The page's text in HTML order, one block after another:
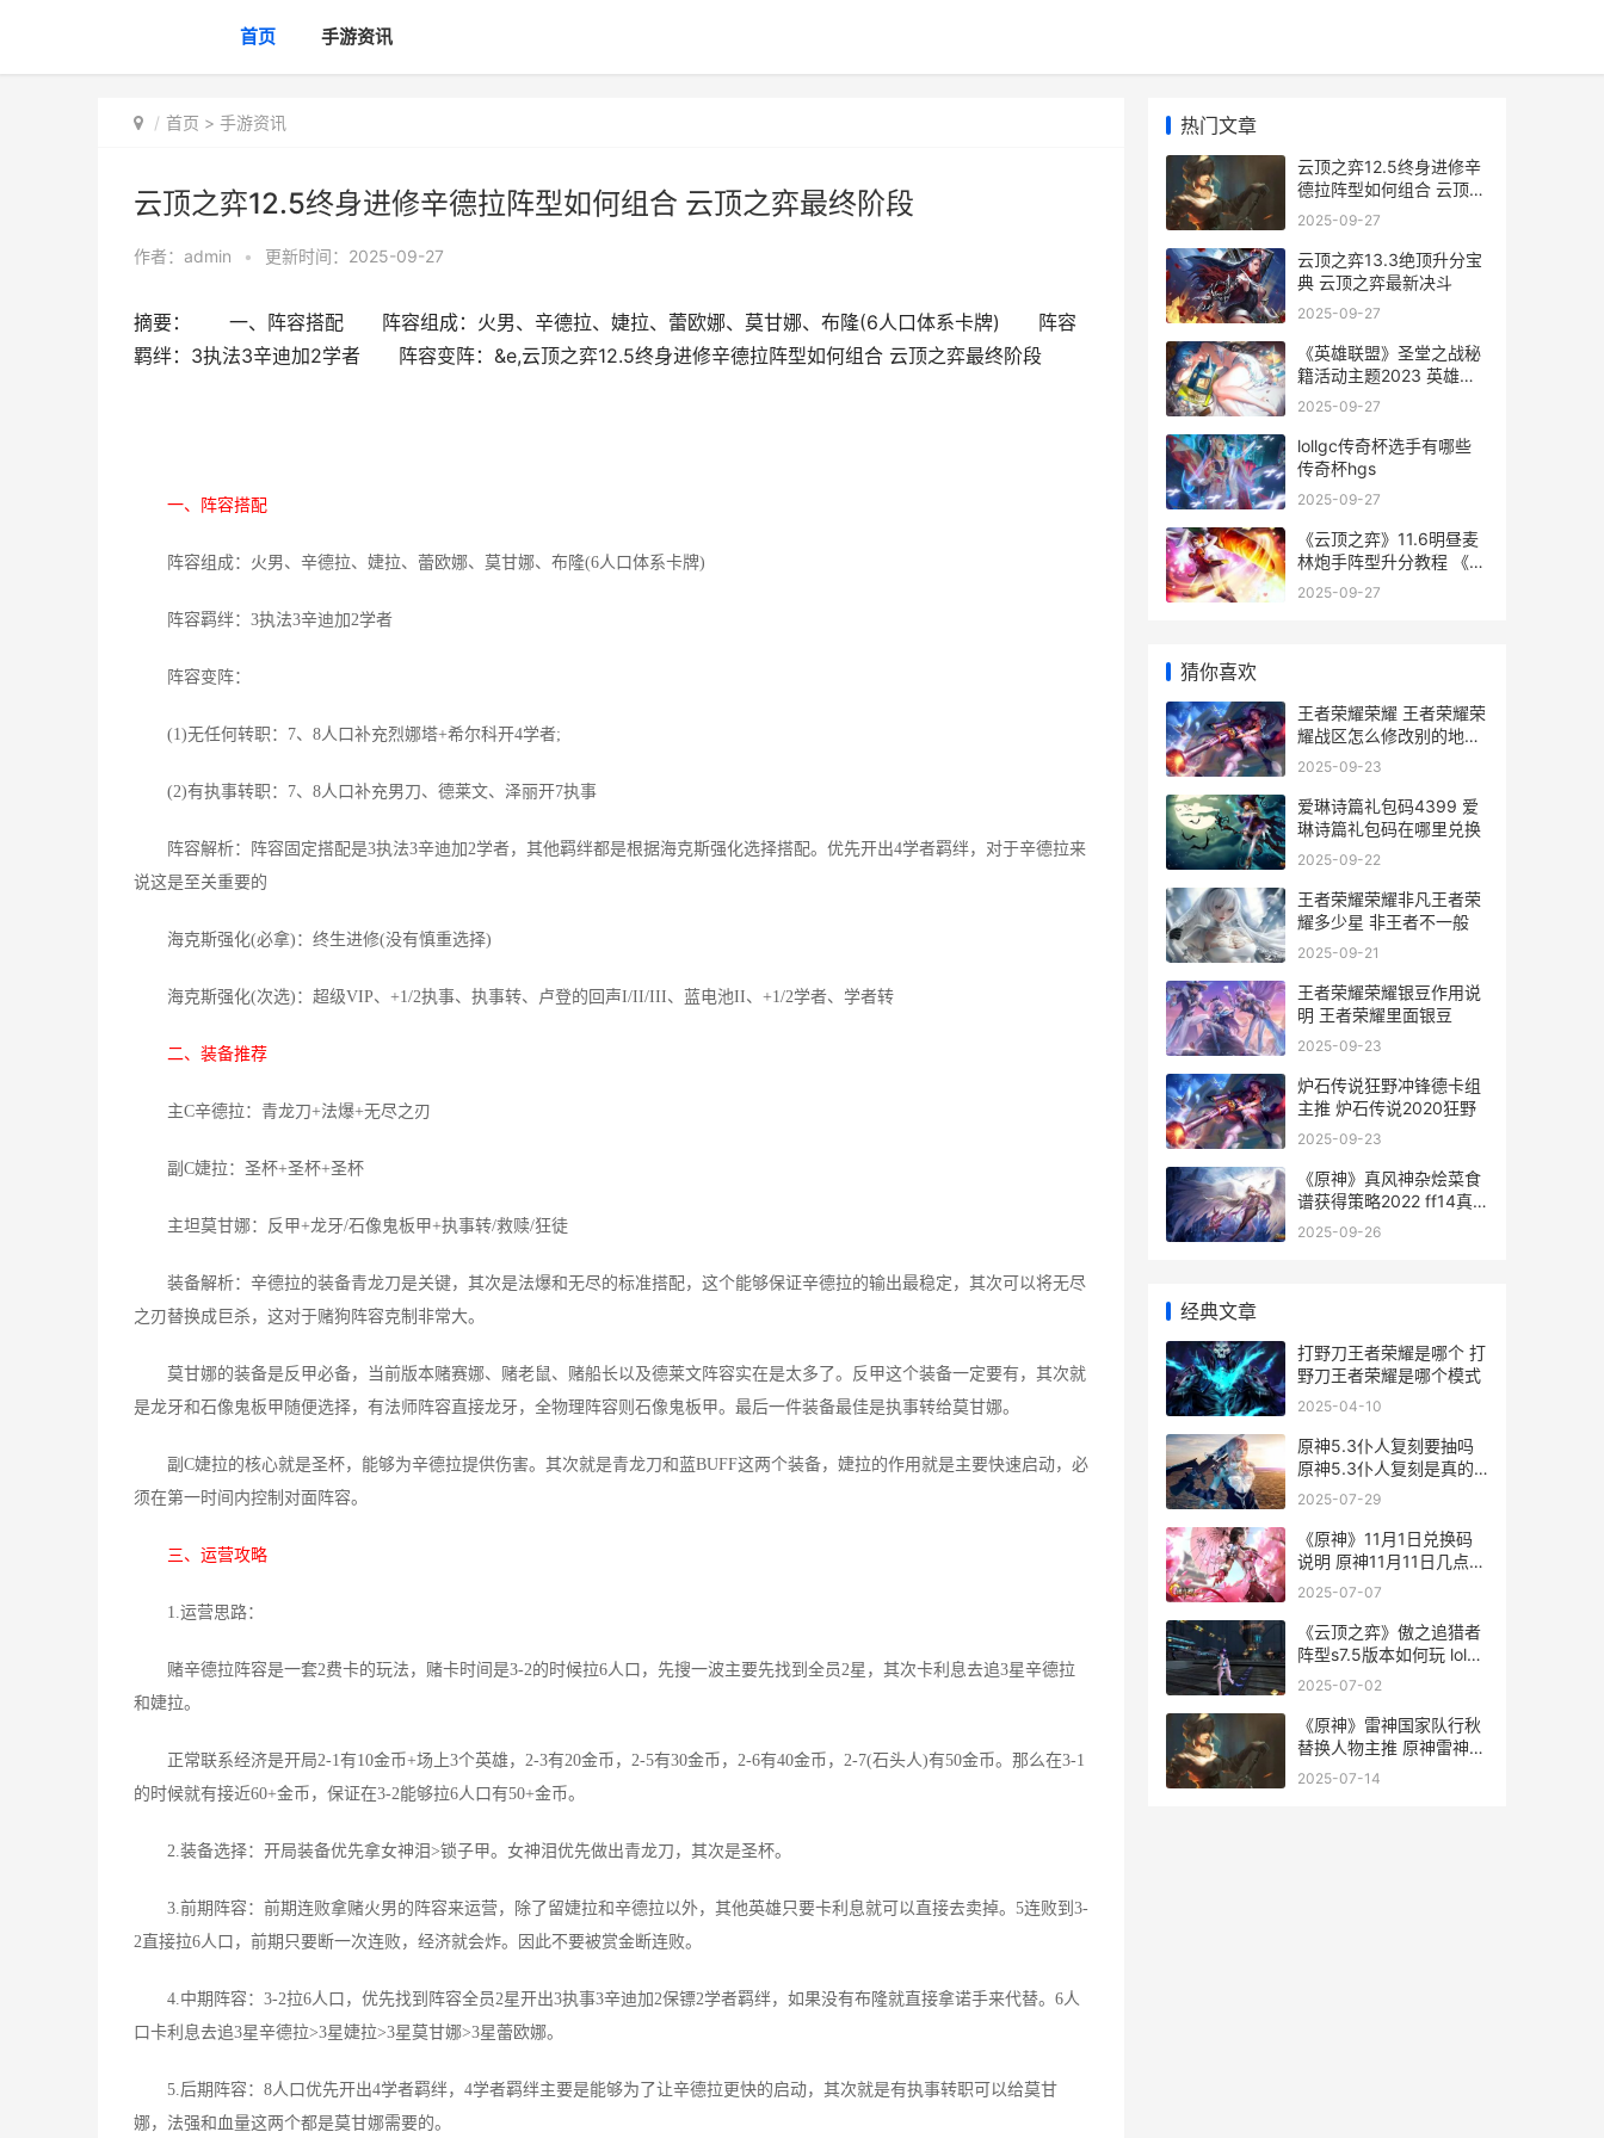
首页 手游资讯
首页 > 手游资讯
云顶之弈12.5终身进修辛德拉阵型如何组合 云顶之弈最终阶段
作者： admin • 更新时间：2025-09-27
摘要： 一、阵容搭配 阵容组成：火男、辛德拉、婕拉、蕾欧娜、莫甘娜、布隆(6人口体系卡牌) 阵容
羁绊：3执法3辛迪加2学者 阵容变阵：&e,云顶之弈12.5终身进修辛德拉阵型如何组合 云顶之弈最终阶段
一、阵容搭配
阵容组成：火男、辛德拉、婕拉、蕾欧娜、莫甘娜、布隆(6人口体系卡牌)
阵容羁绊：3执法3辛迪加2学者
阵容变阵：
(1)无任何转职：7、8人口补充烈娜塔+希尔科开4学者;
(2)有执事转职：7、8人口补充男刀、德莱文、泽丽开7执事
阵容解析：阵容固定搭配是3执法3辛迪加2学者，其他羁绊都是根据海克斯强化选择搭配。优先开出4学者羁绊，对于辛德拉来
说这是至关重要的
海克斯强化(必拿)：终生进修(没有慎重选择)
海克斯强化(次选)：超级VIP、+1/2执事、执事转、卢登的回声I/II/III、蓝电池II、+1/2学者、学者转
二、装备推荐
主C辛德拉：青龙刀+法爆+无尽之刃
副C婕拉：圣杯+圣杯+圣杯
主坦莫甘娜：反甲+龙牙/石像鬼板甲+执事转/救赎/狂徒
装备解析：辛德拉的装备青龙刀是关键，其次是法爆和无尽的标准搭配，这个能够保证辛德拉的输出最稳定，其次可以将无尽
之刃替换成巨杀，这对于赌狗阵容克制非常大。
莫甘娜的装备是反甲必备，当前版本赌赛娜、赌老鼠、赌船长以及德莱文阵容实在是太多了。反甲这个装备一定要有，其次就
是龙牙和石像鬼板甲随便选择，有法师阵容直接龙牙，全物理阵容则石像鬼板甲。最后一件装备最佳是执事转给莫甘娜。
副C婕拉的核心就是圣杯，能够为辛德拉提供伤害。其次就是青龙刀和蓝BUFF这两个装备，婕拉的作用就是主要快速启动，必
须在第一时间内控制对面阵容。
三、运营攻略
1.运营思路：
赌辛德拉阵容是一套2费卡的玩法，赌卡时间是3-2的时候拉6人口，先搜一波主要先找到全员2星，其次卡利息去追3星辛德拉
和婕拉。
正常联系经济是开局2-1有10金币+场上3个英雄，2-3有20金币，2-5有30金币，2-6有40金币，2-7(石头人)有50金币。那么在3-1
的时候就有接近60+金币，保证在3-2能够拉6人口有50+金币。
2.装备选择：开局装备优先拿女神泪>锁子甲。女神泪优先做出青龙刀，其次是圣杯。
3.前期阵容：前期连败拿赌火男的阵容来运营，除了留婕拉和辛德拉以外，其他英雄只要卡利息就可以直接去卖掉。5连败到3-
2直接拉6人口，前期只要断一次连败，经济就会炸。因此不要被赏金断连败。
4.中期阵容：3-2拉6人口，优先找到阵容全员2星开出3执事3辛迪加2保镖2学者羁绊，如果没有布隆就直接拿诺手来代替。6人
口卡利息去追3星辛德拉>3星婕拉>3星莫甘娜>3星蕾欧娜。
5.后期阵容：8人口优先开出4学者羁绊，4学者羁绊主要是能够为了让辛德拉更快的启动，其次就是有执事转职可以给莫甘
娜，法强和血量这两个都是莫甘娜需要的。
热门文章
云顶之弈12.5终身进修辛
德拉阵型如何组合 云顶之
弈最终阶段
2025-09-27
云顶之弈13.3绝顶升分宝
典 云顶之弈最新决斗
2025-09-27
《英雄联盟》圣堂之战秘
籍活动主题2023 英雄联
盟圣堂花火有什么用
2025-09-27
lollgc传奇杯选手有哪些
传奇杯hgs
2025-09-27
《云顶之弈》11.6明昼麦
林炮手阵型升分教程 《云
顶之弈》-这是哪种类型的
2025-09-27
猜你喜欢
王者荣耀荣耀 王者荣耀荣
耀战区怎么修改别的地区
_83
2025-09-23
爱琳诗篇礼包码4399 爱
琳诗篇礼包码在哪里兑换
2025-09-22
王者荣耀荣耀非凡王者荣
耀多少星 非王者不一般
2025-09-21
王者荣耀荣耀银豆作用说
明 王者荣耀里面银豆
2025-09-23
炉石传说狂野冲锋德卡组
主推 炉石传说2020狂野
2025-09-23
《原神》真风神杂烩菜食
谱获得策略2022 ff14真
风神任务在哪里接
2025-09-26
经典文章
打野刀王者荣耀是哪个 打
野刀王者荣耀是哪个模式
2025-04-10
原神5.3仆人复刻要抽吗
原神5.3仆人复刻是真的
吗
2025-07-29
《原神》11月1日兑换码
说明 原神11月11日几点更
新
2025-07-07
《云顶之弈》傲之追猎者
阵型s7.5版本如何玩 lol云
顶之弈敖兴
2025-07-02
《原神》雷神国家队行秋
替换人物主推 原神雷神国
家队出招顺序
2025-07-14